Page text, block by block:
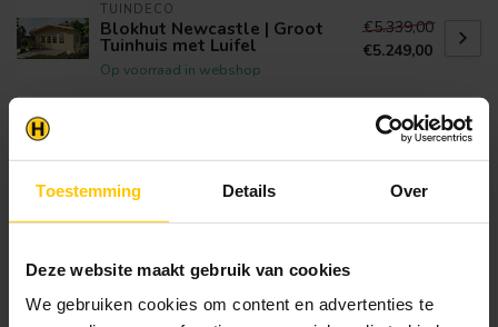
Toestemming Details Over
Deze website maakt gebruik van cookies
We gebruiken cookies om content en advertenties te
TUINDECO
Blokhut Newcastle | Groot
Tuinhuis met Luifel
Op voorraad in webshop
€5.339,00
€5.249,00
€1.149,00
met Luifel
Op voorraad in webshop